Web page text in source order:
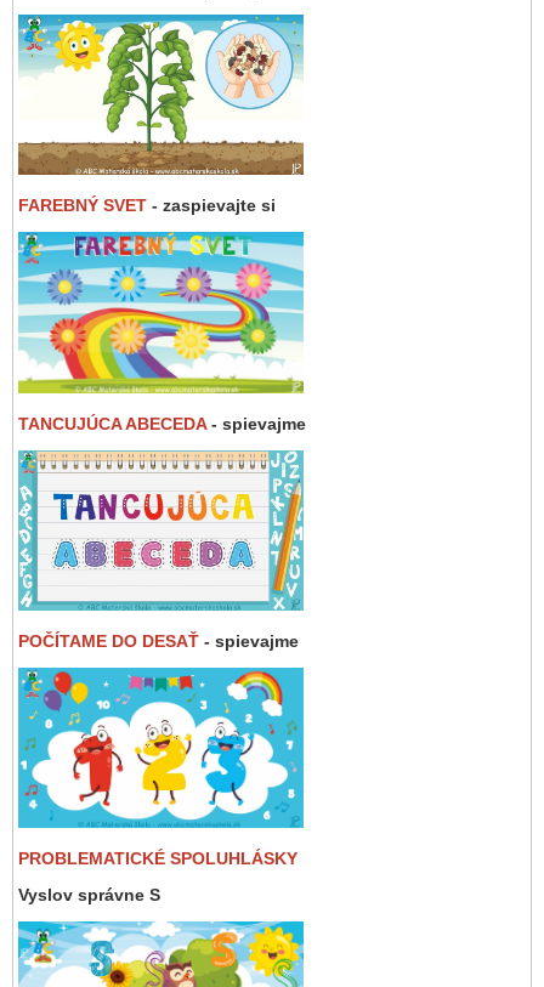
FAREBNÝ SVET - zaspievajte si
TANCUJÚCA ABECEDA- spievajme
POČÍTAME DO DESAŤ - spievajme
PROBLEMATICKÉ SPOLUHLÁSKY
Vyslov správne S